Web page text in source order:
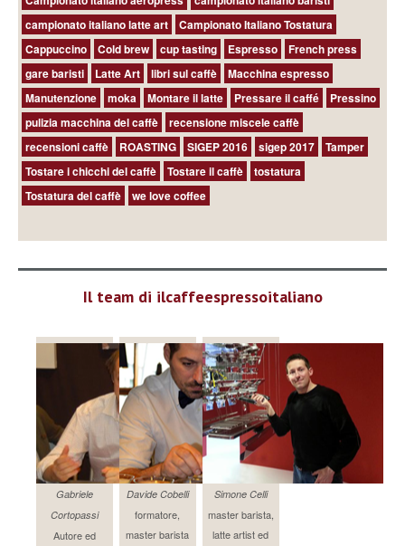
campionato italiano latte art
Campionato Italiano Tostatura
Cappuccino
Cold brew cup tasting Espresso
French press
gare baristi
Latte Art libri sul caffè
Macchina espresso
Manutenzione
moka Montare il latte Pressare il caffé
Pressino
pulizia macchina del caffè
recensione miscele caffè
recensioni caffè
ROASTING SIGEP 2016 sigep 2017
Tamper
Tostare i chicchi del caffè
Tostare il caffè
tostatura
Tostatura del caffè
we love coffee
Il team di ilcaffeespressoitaliano
Gabriele
Cortopassi
Autore ed
Davide Cobelli
formatore,
master barista
Simone Celli
master barista,
latte artist ed